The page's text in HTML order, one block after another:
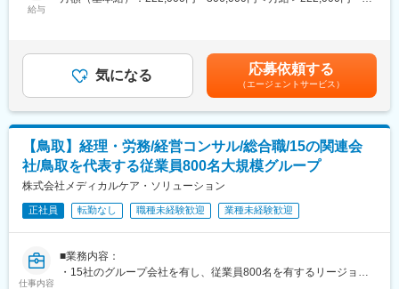
・自分の設計したものが形となって完成するところが面白くやり
がいがあります。
・手に職がつけられ、一生もの技術を身に着けられます。また資
格支援もございますので新しい資格取得することもできるのでス
キルアップできる環境です！
■代表あいさつ
昭和57年2月の創業以来、建設コンサルタントとして地域の社会
資本整備に携わって参りました。
社会資本整備のニーズもインフラ整備から防災・減災、インフラ
題となっております。
デザイン・ホールディングスグループの当社にて、
経営コンサルティング・アドバイザリーとして従事頂きます。
ご経験よりも意欲やお人柄を重んじた採用・選考を行っていきた
具体的な業務としては、以下の様な業務をメインでご担当頂く想
定です。
・グループ内外の経理業務
その他、場合によっては、グループ会社で行っているコンサルテ
ィング業務、グループ会社の経営管理業務等にも補助として関わ
■組織構成：
給与
あり、選考を通じて上下する可能性があります。月給(月額)は固定
手当を含めた表記です。
気になる 応募依頼する
（エージェントサービス）
【鳥取】経理・労務/経営コンサル/総合職/15の関連会
社/鳥取を代表する従業員800名大規模グループ
株式会社メディカルケア・ソリューション
正社員 転勤なし 職種未経験歓迎 業種未経験歓迎
仕事内容
■業務内容：
・15社のグループ会社を有し、従業員800名を有するリージョン